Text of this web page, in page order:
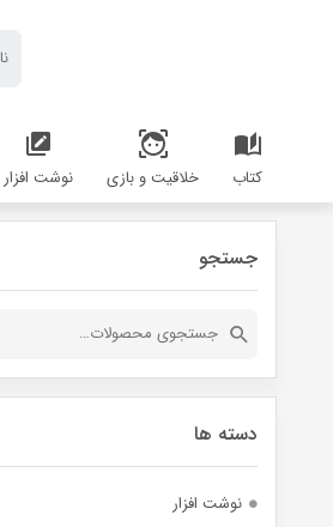
کتاب خلاقیت و بازی نوشت افزار
جستجو
جستجو
دسته ها
نوشت افزار